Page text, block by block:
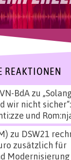
REAKTIONEN
BdAzu
wir nicht sicher“:
und
zu DSW21
zusätzlich für
Modernisierung